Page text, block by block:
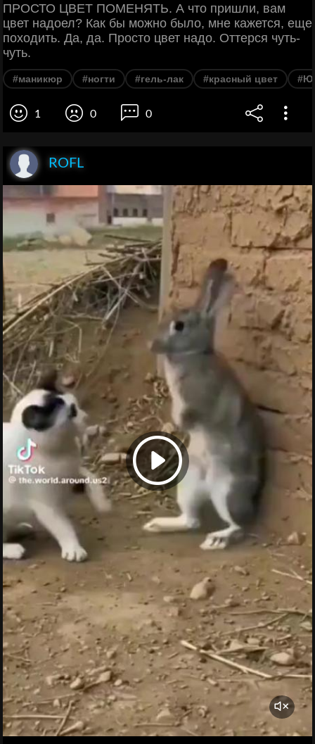
ПРОСТО ЦВЕТ ПОМЕНЯТЬ. А что пришли, вам
цвет надоел? Как бы можно было, мне кажется, еще
походить. Да, да. Просто цвет надо. Оттерся чуть-
чуть.
#маникюр #ногти #гель-лак #красный цвет
1 0 0
ROFL